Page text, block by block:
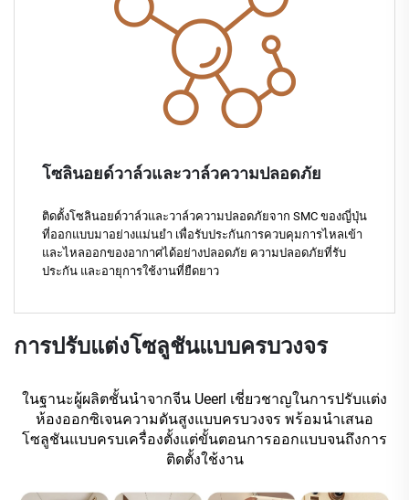
โซลินอยด์วาล์วและวาล์วความปลอดภัย
ติดตั้งโซลินอยด์วาล์วและวาล์วความปลอดภัยจาก SMC ของญี่ปุ่น
ที่ออกแบบมาอย่างแม่นยำ เพื่อรับประกันการควบคุมการไหลเข้า
และไหลออกของอากาศได้อย่างปลอดภัย ความปลอดภัยที่รับ
ประกัน และอายุการใช้งานที่ยืดยาว
การปรับแต่งโซลูชันแบบครบวงจร
ในฐานะผู้ผลิตชั้นนำจากจีน Ueerl เชี่ยวชาญในการปรับแต่ง
ห้องออกซิเจนความดันสูงแบบครบวงจร พร้อมนำเสนอ
โซลูชันแบบครบเครื่องตั้งแต่ขั้นตอนการออกแบบจนถึงการ
ติดตั้งใช้งาน